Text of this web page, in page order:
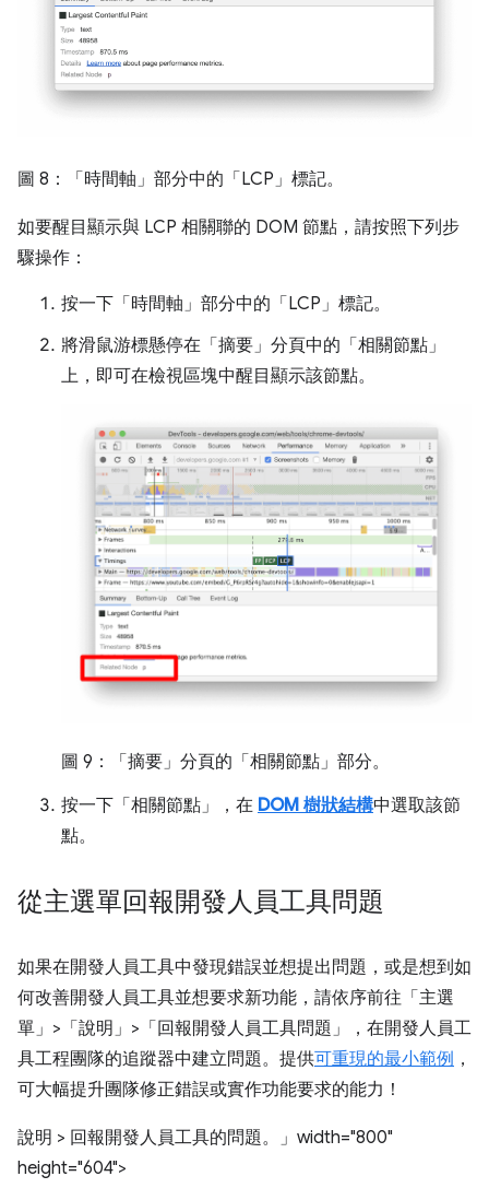
圖 8：「時間軸」 部分中的「LCP」 標記。
如要醒目顯示與 LCP 相關聯的 DOM 節點，請按照下列步
驟操作：
按一下「時間軸」 部分中的「LCP」 標記。
將滑鼠游標懸停在「摘要」 分頁中的「相關節點」
上，即可在檢視區塊中醒目顯示該節點。
圖 9：「摘要」 分頁的「相關節點」 部分。
按一下「相關節點」
，在 DOM 樹狀結構中選取該節
點。
從主選單回報開發人員工具問題
如果在開發人員工具中發現錯誤並想提出問題，或是想到如
何改善開發人員工具並想要求新功能，請依序前往「主選
單」 >「說明」 >「回報開發人員工具問題」
，在開發人員工
具工程團隊的追蹤器中建立問題。提供可重現的最小範例 ，
可大幅提升團隊修正錯誤或實作功能要求的能力！
說明 > 回報開發人員工具的問題。」width="800"
height="604">